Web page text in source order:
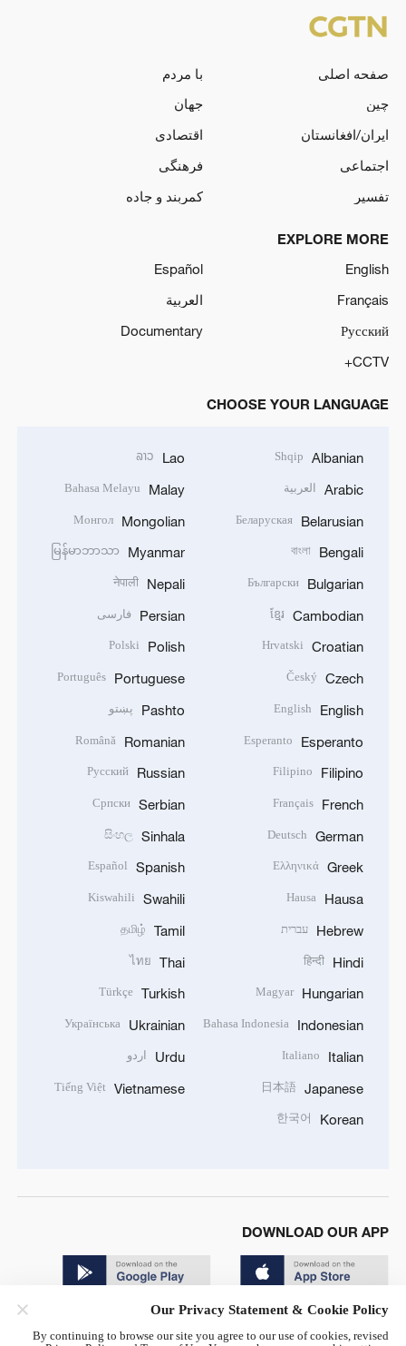
صفحه اصلی
با مردم
چین
جهان
ایران/افغانستان
اقتصادی
اجتماعی
فرهنگی
تفسیر
کمربند و جاده
EXPLORE MORE
English
Español
Français
العربية
Русский
Documentary
CCTV+
CHOOSE YOUR LANGUAGE
Albanian
Shqip
Arabic العربية
Belarusian
Беларуская
Bengali
বাংলা
Bulgarian
Български
Cambodian
ខ្មែរ
Croatian
Hrvatski
Czech
Český
English
English
Esperanto
Esperanto
Filipino
Filipino
French
Français
German
Deutsch
Greek
Ελληνικά
Hausa
Hausa
Hebrew עברית
Hindi
हिन्दी
Hungarian
Magyar
Indonesian
Bahasa Indonesia
Italian
Italiano
Japanese
日本語
Korean
한국어
Lao
ລາວ
Malay
Bahasa Melayu
Mongolian
Монгол
Myanmar
မြန်မာဘာသာ
Nepali
नेपाली
Persian فارسی
Polish
Polski
Portuguese
Português
Pashto پښتو
Romanian
Română
Russian
Русский
Serbian
Српски
Sinhala
සිංහල
Spanish
Español
Swahili
Kiswahili
Tamil
தமிழ்
Thai
ไทย
Turkish
Türkçe
Ukrainian
Українська
Urdu اردو
Vietnamese
Tiếng Việt
DOWNLOAD OUR APP
Our Privacy Statement & Cookie Policy
By continuing to browse our site you agree to our use of cookies, revised